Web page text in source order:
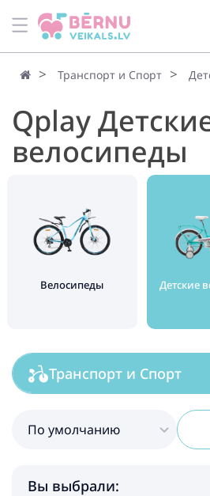
По умолчанию
Транспорт и Спорт
Qplay
велосипеды
Велосипеды Детские
Транспорт и Спорт
Вы выбрали:
По умолчанию